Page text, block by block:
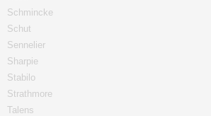
Schmincke
Schut
Sennelier
Sharpie
Stabilo
Strathmore
Talens